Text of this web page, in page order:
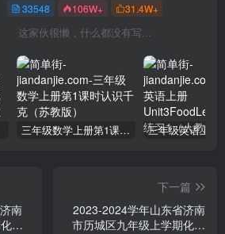
33548 106W+ 31.4W+
这家伙很懒，什么都没有写...
三年级数学上册第1课时认识千克（苏教版）
南
学
下一篇
2023-2024学年山东省济南
市历城区九年级上学期化学